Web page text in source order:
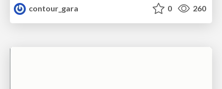
contour_gara
0 260